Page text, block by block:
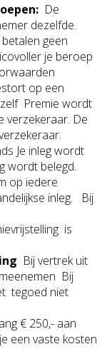
De
dezelfde.
geen
je beroep
op een
Premie wordt
verzekeraar. De
Je inleg wordt
wordt belegd.
op iedere
inleg. Bij
is
Bij vertrek uit
Bij
tegoed niet
€ 250,- aan
een vaste kosten